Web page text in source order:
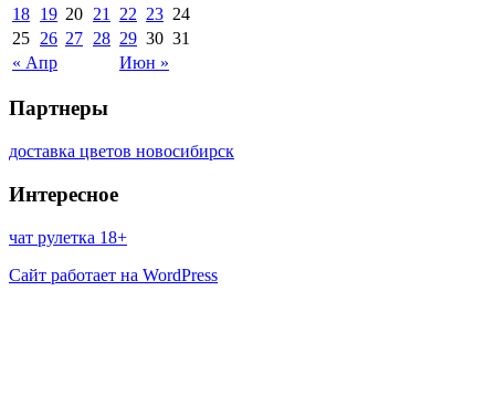
« Апр Июн »
18 19 20 21 22 23 24
25 26 27 28 29 30 31
Партнеры
доставка цветов новосибирск
Интересное
чат рулетка 18+
Сайт работает на WordPress